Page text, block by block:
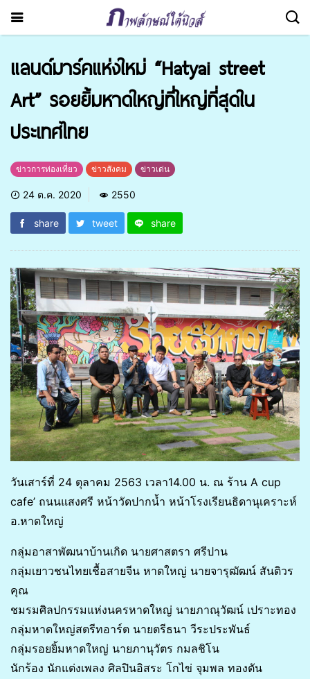
แลนด์มาร์คแห่งใหม่ “Hatyai street
Art” รอยยิ้มหาดใหญ่ที่ใหญ่ที่สุดใน
ประเทศไทย
ข่าวการท่องเที่ยว ข่าวสังคม ข่าวเด่น
24 ต.ค. 2020 2550
share tweet share
วันเสาร์ที่​ 24​ ตุลาคม 2563​ เวลา14.00​ น. ณ ร้าน A cup
cafe’ ถนนแสงศรี หน้าวัดปากน้ำ หน้าโรงเรียนธิดานุเคราะห์
อ.หาดใหญ่
กลุ่มอาสาพัฒนาบ้านเกิด นายศาสตรา ศรีปาน
กลุ่มเยาวชนไทยเชื้อสายจีน หาดใหญ่ นายจารุฒัฒน์ สันติวร
คุณ
ชมรมศิลปกรรมแห่งนครหาดใหญ่ นายภาณุวัฒน์ เปราะทอง
กลุ่มหาดใหญ่สตรีทอาร์ต นายตรีธนา วีระประพันธ์
กลุ่มรอยยิ้มหาดใหญ่ นายภานุวัตร กมลชิโน
นักร้อง นักแต่งเพลง ศิลปินอิสระ โกไข่ จุมพล ทองตัน